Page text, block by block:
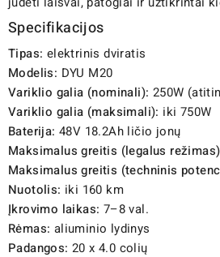
Specifikacijos
Tipas: elektrinis dviratis
Modelis: DYU M20
Variklio galia (nominali): 250W
Variklio galia (maksimali): iki 750W
Baterija: 48V 18.2Ah ličio jonų
Maksimalus greitis (legalus
Maksimalus greitis (techninis
Nuotolis: iki 160 km
Įkrovimo laikas: 7–8 val.
Rėmas: aliuminio lydinys
Padangos: 20 x 4.0 colių